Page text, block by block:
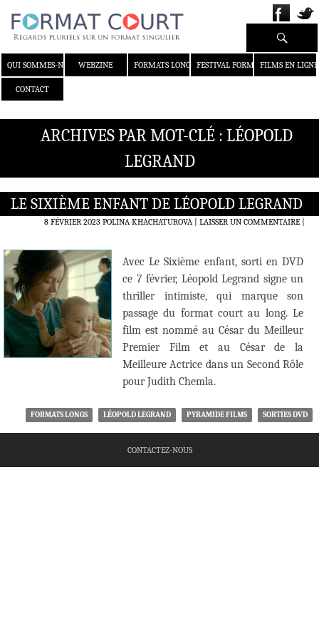
QUI SOMMES-NOUS ?WEBZINE FORMATS LONGS FESTIVAL FORMAT COURT
FILMS EN LIGNE
CONTACT
Recherche
ARCHIVES PAR MOT-CLÉ : LÉOPOLD
LEGRAND
LE SIXIÈME ENFANT DE LÉOPOLD LEGRAND
8 FÉVRIER 2023 POLINA KHACHATUROVA LAISSER UN COMMENTAIRE|
Avec Le Sixième enfant, sorti en DVD
ce 7 février, Léopold Legrand signe un
thriller intimiste, qui marque son
passage du format court au long. Le
film est nommé au César du Meilleur
Premier Film et au César de la
Meilleure Actrice dans un Second Rôle
pour Judith Chemla.
FORMATS LONGS LÉOPOLD LEGRAND PYRAMIDE FILMS SORTIES DVD
CONTACTEZ-NOUS